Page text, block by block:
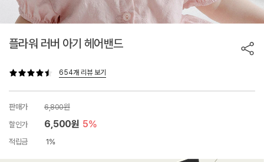
플라워 러버 아기 헤어밴드
654개 리뷰 보기
판매가
6,800원
할인가
6,500원 5%
적립금 1%